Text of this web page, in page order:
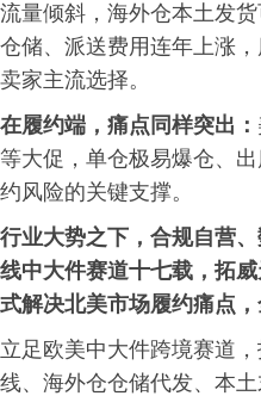
流量倾斜，海外仓本土发
仓储、派送费用连年上涨
卖家主流选择。
在履约端，痛点同样突出：
等大促，单仓极易爆仓、
约风险的关键支撑。
行业大势之下，合规自营
线中大件赛道十七载，拓
式解决北美市场履约痛点
立足欧美中大件跨境赛道
线、海外仓仓储代发、本